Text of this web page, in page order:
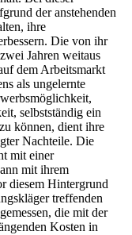
der anstehenden
ihre
Die von ihr
Jahren weitaus
dem Arbeitsmarkt
als ungelernte
selbstständig ein
können, dient ihre
Nachteile. Die
mit einer
mit ihrem
diesem Hintergrund
treffenden
die mit der
Kosten in